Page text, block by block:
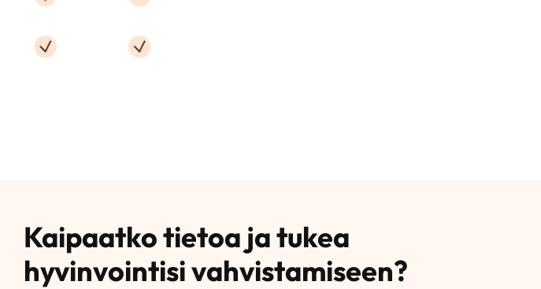
Kaipaatko tietoa ja tukea
hyvinvointisi vahvistamiseen?